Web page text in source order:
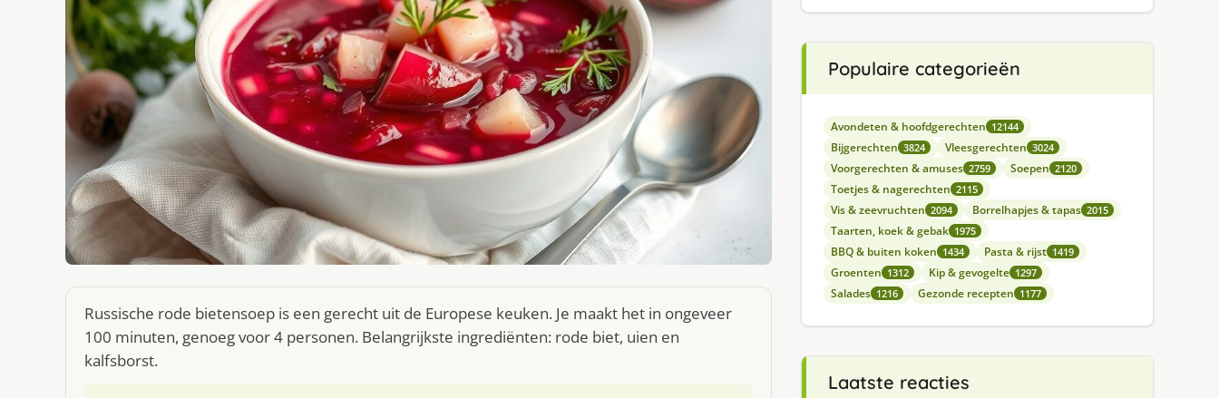
Russische rode bietensoep is een gerecht uit de Europese keuken. Je maakt het in ongeveer
100 minuten, genoeg voor 4 personen. Belangrijkste ingrediënten: rode biet, uien en
kalfsborst.
Populaire categorieën
Avondeten & hoofdgerechten 12144
Bijgerechten 3824 Vleesgerechten 3024
Voorgerechten & amuses 2759 Soepen 2120
Toetjes & nagerechten 2115
Vis & zeevruchten 2094 Borrelhapjes & tapas 2015
Taarten, koek & gebak 1975
BBQ & buiten koken 1434 Pasta & rijst 1419
Groenten 1312 Kip & gevogelte 1297
Salades 1216 Gezonde recepten 1177
Laatste reacties